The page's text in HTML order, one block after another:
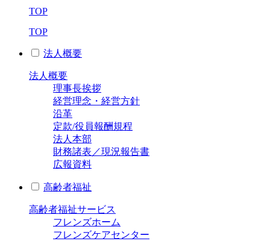
TOP
TOP
法人概要
法人概要
理事長挨拶
経営理念・経営方針
沿革
定款/役員報酬規程
法人本部
財務諸表／現況報告書
広報資料
高齢者福祉
高齢者福祉サービス
フレンズホーム
フレンズケアセンター